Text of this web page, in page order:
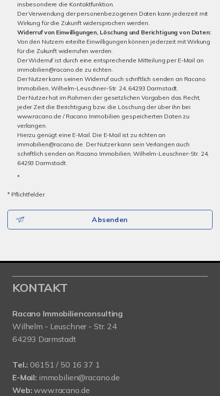
insbesondere die Kontaktfunktion.
Der Verwendung der personenbezogenen Daten kann jederzeit mit
Wirkung für die Zukunft widersprochen werden.
Widerruf von Einwilligungen, Löschung und Berichtigung von Daten:
Von den Nutzern erteilte Einwilligungen können jederzeit mit Wirkung
für die Zukunft widerrufen werden.
Der Widerruf ist durch eine entsprechende Mitteilung per E-Mail an
immobilien@racano.de zu richten.
Der Nutzer kann seinen Widerruf auch schriftlich senden an Racano
Immobilien, Wilhelm-Leuschner-Str. 24, 64293 Darmstadt.
Der Nutzer hat im Rahmen der gesetzlichen Vorgaben das Recht,
jeder Zeit die Berichtigung bzw. die Löschung der über ihn bei
www.racano.de / Racano Immobilien gespeicherten Daten zu
verlangen.
Hierzu genügt eine E-Mail. Die E-Mail ist zu richten an
immobilien@racano.de. Der Nutzer kann sein Verlangen auch
schriftlich senden an Racano Immobilien, Wilhelm-Leuschner-Str. 24,
64293 Darmstadt.
*
* Pflichtfelder
Absenden
KONTAKT
Racano Immobilienconsulting
Wilhelm - Leuschner - Str. 24
64293 Darmstadt
Tel.: 06151 / 50 16 37 1
E-Mail: immobilien@racano.de
Web: www.racano.de